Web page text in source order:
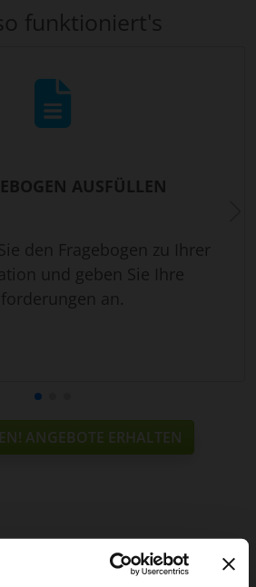
funktioniert's
AUSFÜLLEN
den Fragebogen zu Ihrer
und geben Sie Ihre
an.
ANGEBOTE ERHALTEN
Services